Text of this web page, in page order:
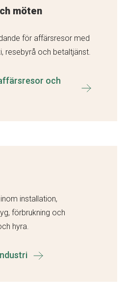
möten
för affärsresor med
resebyrå och betaltjänst.
och
installation,
förbrukning och
hyra.